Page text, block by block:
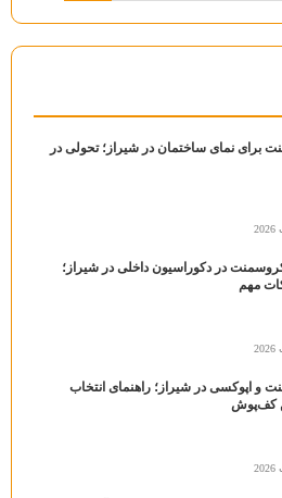
برای نمای ساختمان در شیراز؛ تحولی در
در دکوراسیون داخلی در شیراز؛
مهم
و اپوکسی در شیراز؛ راهنمای انتخاب
کف‌پوش